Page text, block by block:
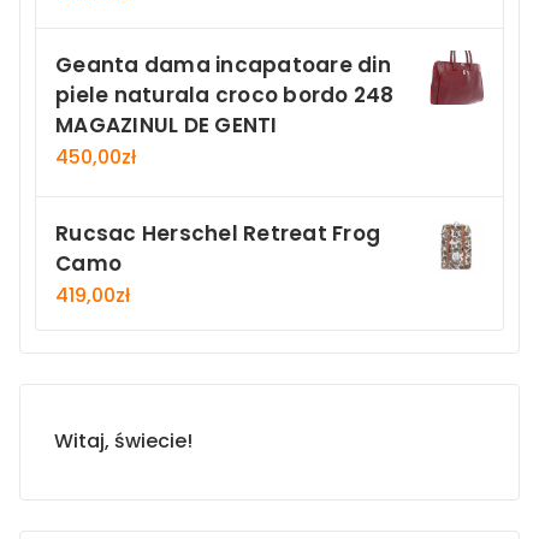
Geanta dama incapatoare din
piele naturala croco bordo 248
MAGAZINUL DE GENTI
450,00zł
Rucsac Herschel Retreat Frog
Camo
419,00zł
Witaj, świecie!